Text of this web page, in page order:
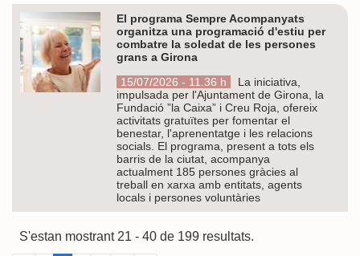
El programa Sempre Acompanyats
organitza una programació d'estiu per
combatre la soledat de les persones
grans a Girona
15/07/2026 - 11.36 h
La iniciativa,
impulsada per l'Ajuntament de Girona, la
Fundació ”la Caixa” i Creu Roja, ofereix
activitats gratuïtes per fomentar el
benestar, l'aprenentatge i les relacions
socials. El programa, present a tots els
barris de la ciutat, acompanya
actualment 185 persones gràcies al
treball en xarxa amb entitats, agents
locals i persones voluntàries
S'estan mostrant 21 - 40 de 199 resultats.